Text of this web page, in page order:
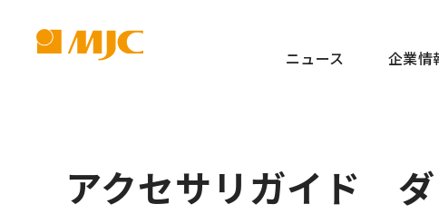
ニュース
企業情
アクセサリガイド